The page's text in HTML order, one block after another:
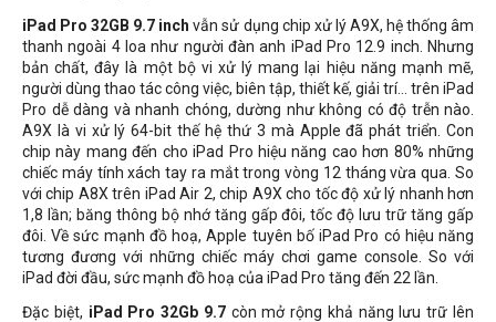
iPad Pro 32GB 9.7 inch vẫn sử dụng chip xử lý A9X, hệ thống âm
thanh ngoài 4 loa như người đàn anh iPad Pro 12.9 inch. Nhưng
bản chất, đây là một bộ vi xử lý mang lại hiệu năng mạnh mẽ,
người dùng thao tác công việc, biên tập, thiết kế, giải trí... trên iPad
Pro dễ dàng và nhanh chóng, dường như không có độ trễn nào.
A9X là vi xử lý 64-bit thế hệ thứ 3 mà Apple đã phát triển. Con
chip này mang đến cho iPad Pro hiệu năng cao hơn 80% những
chiếc máy tính xách tay ra mắt trong vòng 12 tháng vừa qua. So
với chip A8X trên iPad Air 2, chip A9X cho tốc độ xử lý nhanh hơn
1,8 lần; băng thông bộ nhớ tăng gấp đôi, tốc độ lưu trữ tăng gấp
đôi. Về sức mạnh đồ hoạ, Apple tuyên bố iPad Pro có hiệu năng
tương đương với những chiếc máy chơi game console. So với
iPad đời đầu, sức mạnh đồ hoạ của iPad Pro tăng đến 22 lần.
Đặc biệt, iPad Pro 32Gb 9.7còn mở rộng khả năng lưu trữ lên